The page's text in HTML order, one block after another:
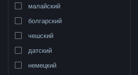
малайский
болгарский
чешский
датский
немецкий